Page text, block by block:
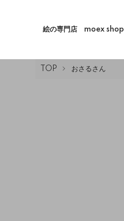
絵の専門店 moex shop
TOP おさるさん